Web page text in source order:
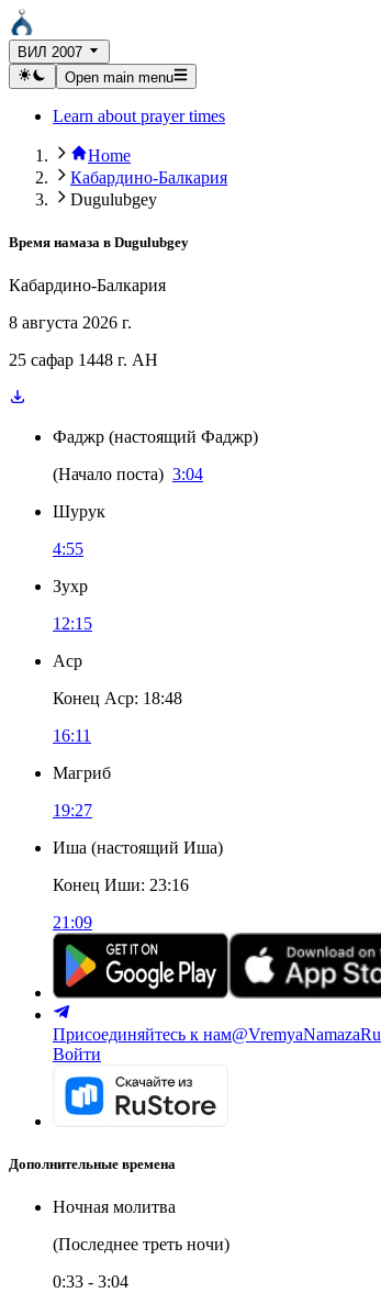
ВИЛ 2007
Open main menu
Learn about prayer times
Home
Кабардино-Балкария
Dugulubgey
Время намаза в Dugulubgey
Кабардино-Балкария
8 августа 2026 г.
25 сафар 1448 г. AH
Фаджр (настоящий Фаджр)
(Начало поста) 3:04
Шурук
4:55
Зухр
12:15
Аср
Конец Аср: 18:48
16:11
Магриб
19:27
Иша (настоящий Иша)
Конец Иши: 23:16
21:09
Присоединяйтесь к нам@VremyaNamazaRu
Войти
Дополнительные времена
Ночная молитва
(Последнее треть ночи)
0:33 - 3:04